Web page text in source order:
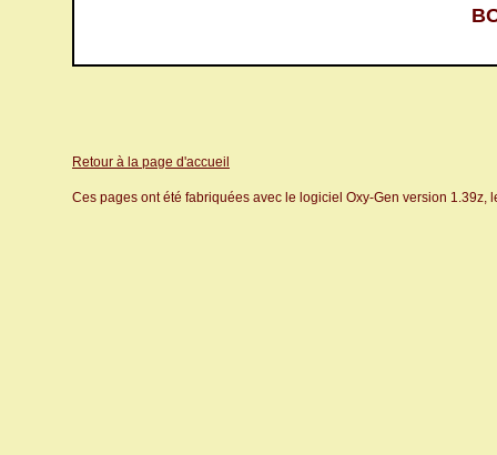
Retour à la page d'accueil
Ces pages ont été fabriquées avec le logiciel Oxy-Gen version 1.39z,